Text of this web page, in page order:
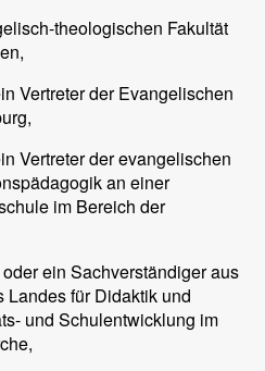
theologischen Fakultät
Vertreter der Evangelischen
Vertreter der evangelischen
an einer
im Bereich der
ein Sachverständiger aus
für Didaktik und
und Schulentwicklung im